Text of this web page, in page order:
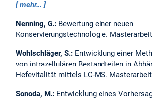
mehr…
Nenning, G.: Bewertung einer neuen
Konservierungstechnologie.
Wohlschläger, S.: Entwicklung einer
von intrazellulären Bestandteilen in
Hefevitalität mittels LC-MS.
Sonoda, M.: Entwicklung eines